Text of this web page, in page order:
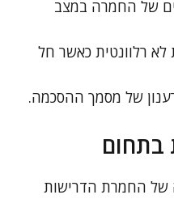
של החמרה במצב
רלוונטית כאשר חל
של מסמך ההסכמה.
בתחום
של החמרת הדרישות